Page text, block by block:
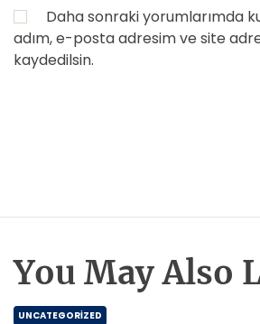
Daha sonraki yorumlarımda
adım, e-posta adresim ve site
kaydedilsin.
You May Also
UNCATEGORIZED